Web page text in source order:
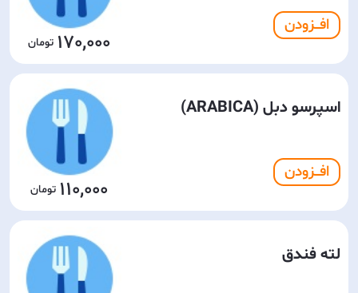
افـــزودن
170,000
اسپرسو دبل (ARABICA)
افـــزودن
110,000
لته فندق